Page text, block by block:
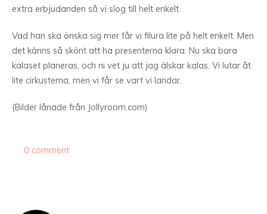
extra erbjudanden så vi slog till helt enkelt.
Vad han ska önska sig mer får vi filura lite på helt enkelt. Men
det känns så skönt att ha presenterna klara. Nu ska bara
kalaset planeras, och ni vet ju att jag älskar kalas. Vi lutar åt
lite cirkustema, men vi får se vart vi landar.
(Bilder lånade från Jollyroom.com)
0 comment